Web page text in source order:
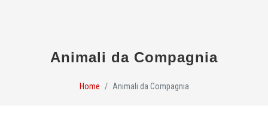
Animali da Compagnia
Home Animali da Compagnia